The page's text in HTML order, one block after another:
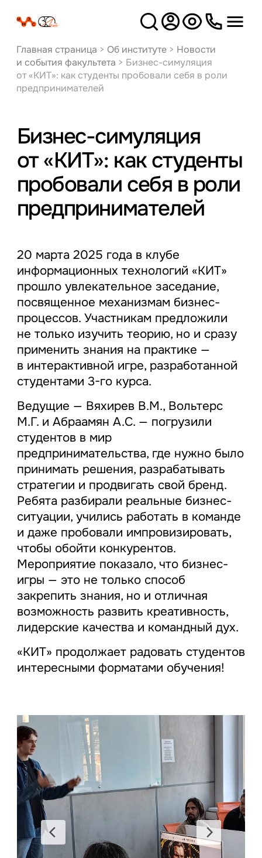
Версия
для слабовидящих
Главная страница > Об институте> Новости
и события факультета > Бизнес-симуляция
от «КИТ»: как студенты пробовали себя в роли
предпринимателей
Бизнес-симуляция
от «КИТ»: как студенты
пробовали себя в роли
предпринимателей
20 марта 2025 года в клубе
информационных технологий «КИТ»
прошло увлекательное заседание,
посвященное механизмам бизнес-
процессов. Участникам предложили
не только изучить теорию, но и сразу
применить знания на практике —
в интерактивной игре, разработанной
студентами 3-го курса.
Ведущие — Вяхирев В.М., Вольтерс
М.Г. и Абраамян А.С. — погрузили
студентов в мир
предпринимательства, где нужно было
принимать решения, разрабатывать
стратегии и продвигать свой бренд.
Ребята разбирали реальные бизнес-
ситуации, учились работать в команде
и даже пробовали импровизировать,
чтобы обойти конкурентов.
Мероприятие показало, что бизнес-
игры — это не только способ
закрепить знания, но и отличная
возможность развить креативность,
лидерские качества и командный дух.
«КИТ» продолжает радовать студентов
интересными форматами обучения!